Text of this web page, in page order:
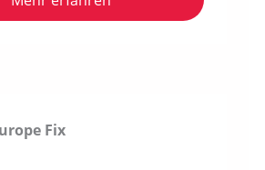
Fix